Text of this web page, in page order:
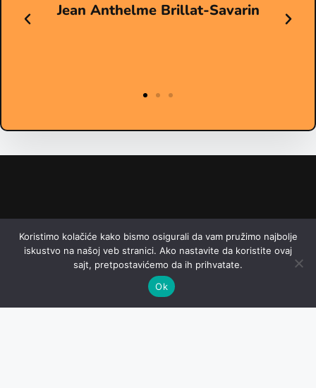
Jean Anthelme Brillat-Savarin
Email: online@hajka.rs
Koristimo kolačiće kako bismo osigurali da vam pružimo najbolje
iskustvo na našoj veb stranici. Ako nastavite da koristite ovaj
sajt, pretpostavićemo da ih prihvatate.
Ok